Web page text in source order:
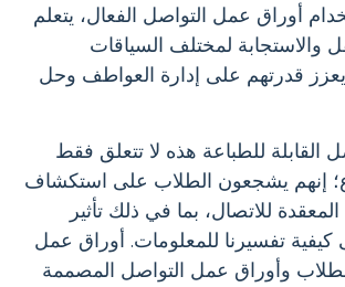
أوراق عمل التواصل الفعال، يتعلم
والاستجابة لمختلف السياقات
قدرتهم على إدارة العواطف وحل
القابلة للطباعة هذه لا تتعلق فقط
إنهم يشجعون الطلاب على استكشاف
للاتصال، بما في ذلك تأثير
كيفية تفسيرنا للمعلومات. أوراق عمل
وأوراق عمل التواصل المصممة